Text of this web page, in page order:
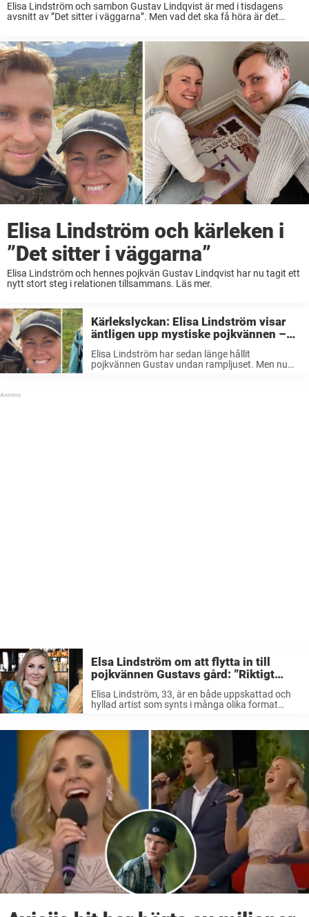
Elisa Lindström och sambon Gustav Lindqvist är med i tisdagens
avsnitt av ”Det sitter i väggarna”. Men vad det ska få höra är det
Elisa Lindström och kärleken i
”Det sitter i väggarna”
Elisa Lindström och hennes pojkvän Gustav Lindqvist har nu tagit ett
nytt stort steg i relationen tillsammans. Läs mer.
Kärlekslyckan: Elisa Lindström visar
äntligen upp mystiske pojkvännen –
nu kliver Gustav Lindqvist fram
Elisa Lindström har sedan länge hållit
pojkvännen Gustav undan rampljuset. Men nu
Elsa Lindström om att flytta in till
pojkvännen Gustavs gård: ”Riktigt
drömställe”
Elisa Lindström, 33, är en både uppskattad och
hyllad artist som synts i många olika format
och stora ...